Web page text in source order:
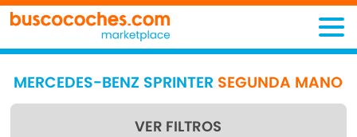
MERCEDES-BENZ SPRINTER SEGUNDA MANO
VER FILTROS